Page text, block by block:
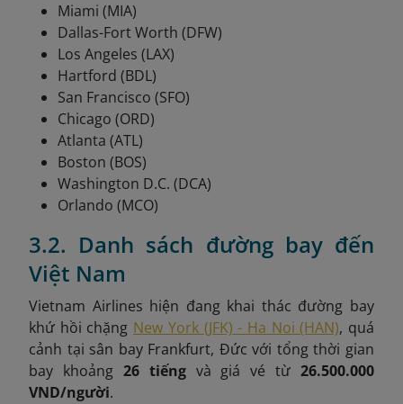
Miami (MIA)
Dallas-Fort Worth (DFW)
Los Angeles (LAX)
Hartford (BDL)
San Francisco (SFO)
Chicago (ORD)
Atlanta (ATL)
Boston (BOS)
Washington D.C. (DCA)
Orlando (MCO)
3.2. Danh sách đường bay đến
Việt Nam
Vietnam Airlines hiện đang khai thác đường bay
khứ hồi chặng New York (JFK) - Ha Noi (HAN), quá
cảnh tại sân bay Frankfurt, Đức với tổng thời gian
bay khoảng 26 tiếngvà giá vé từ 26.500.000
VND/người.